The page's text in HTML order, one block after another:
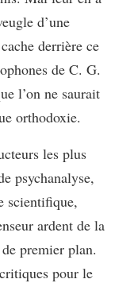
d’une
derrière ce
de C. G.
l’on ne saurait
orthodoxie.
les plus
psychanalyse,
scientifique,
ardent de la
premier plan.
pour le